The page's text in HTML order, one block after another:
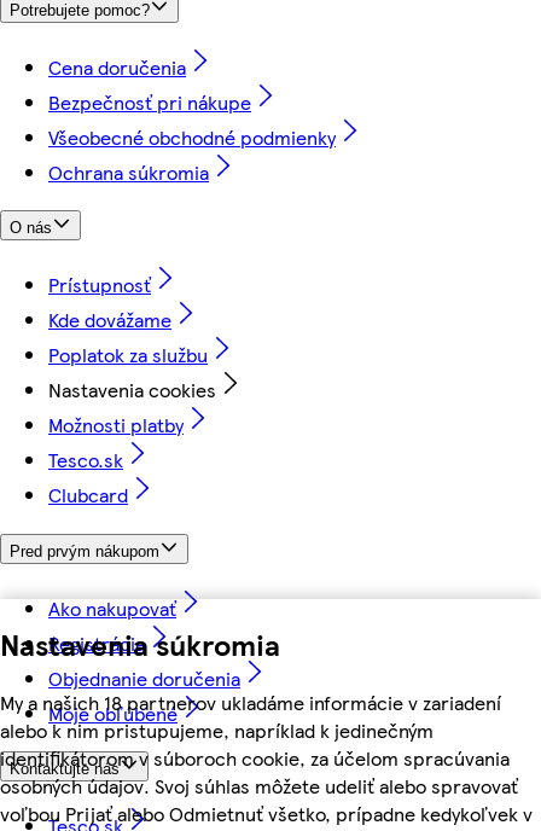
Nastavenia súkromia
My a našich 18 partnerov ukladáme informácie v zariadení
alebo k nim pristupujeme, napríklad k jedinečným
identifikátorom v súboroch cookie, za účelom spracúvania
osobných údajov. Svoj súhlas môžete udeliť alebo spravovať
voľbou Prijať alebo Odmietnuť všetko, prípadne kedykoľvek v
Potrebujete pomoc?
Cena doručenia
Bezpečnosť pri nákupe
Všeobecné obchodné podmienky
Ochrana súkromia
O nás
Prístupnosť
Kde dovážame
Poplatok za službu
Nastavenia cookies
Možnosti platby
Tesco.sk
Clubcard
Pred prvým nákupom
Ako nakupovať
Registrácia
Objednanie doručenia
Moje obľúbené
Kontaktujte nás